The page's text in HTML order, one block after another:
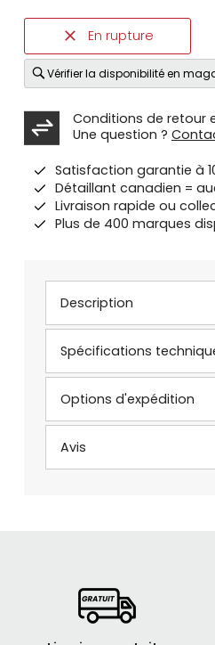
En rupture
Vérifier la disponibilité en
Conditions de retour
Une question ?
Satisfaction garantie à
Détaillant canadien =
Livraison rapide ou
Plus de 400 marques
Description
Spécifications
Options d'expédition
Avis